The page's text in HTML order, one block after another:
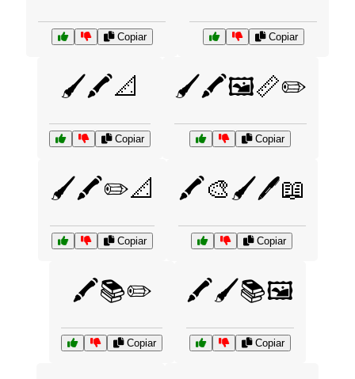
Copiar Copiar
🖌️🖍️📐
Copiar
🖌️🖍️🖼️📏✏️
Copiar
🖌️🖍️✏️📐
Copiar
🖍️🎨🖌️🖊️📖
Copiar
🖍️📚✏️
Copiar
🖍️🖌️📚🖼️
Copiar